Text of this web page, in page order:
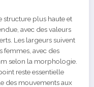
structure plus haute et
avec des valeurs
Les largeurs suivent
femmes, avec des
selon la morphologie.
reste essentielle
des mouvements aux